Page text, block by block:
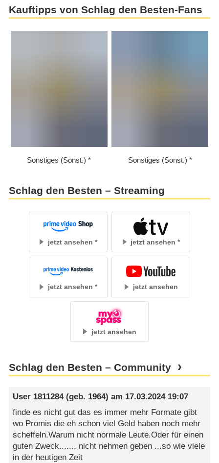
Kauftipps von Schlag den Besten-Fans
Sonstiges (Sonst.) Sonstiges (Sonst.)
Schlag den Besten – Streaming
jetzt ansehen jetzt ansehen
jetzt ansehen jetzt ansehen
jetzt ansehen
Schlag den Besten – Community
User 1811284(geb. 1964) am 17.03.2024 19:07
finde es nicht gut das es immer mehr Formate gibt
wo Promis die eh schon viel Geld haben noch mehr
scheffeln.Warum nicht normale Leute.Oder für einen
guten Zweck....... nicht nehmen geben ...so wie viele
in der heutigen Zeit